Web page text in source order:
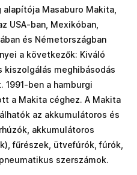
alapítója Masaburo Makita,
USA-ban, Mexikóban,
és Németországban
a következők: Kiváló
kiszolgálás meghibásodás
1991-ben a hamburgi
a Makita céghez. A Makita
az akkumulátoros és
akkumulátoros
fűrészek, ütvefúrók, fúrók,
szerszámok.